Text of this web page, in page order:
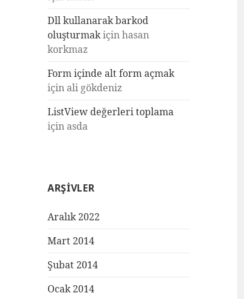
Dll kullanarak barkod
oluşturmakiçinhasan
korkmaz
Form içinde alt form açmak
için ali gökdeniz
ListView değerleri toplama
için asda
ARŞIVLER
Aralık 2022
Mart 2014
Şubat 2014
Ocak 2014